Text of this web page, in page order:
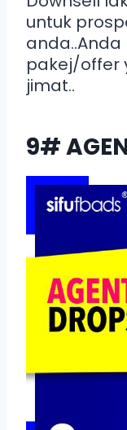
untuk
pakej/offer
jimat..
9#